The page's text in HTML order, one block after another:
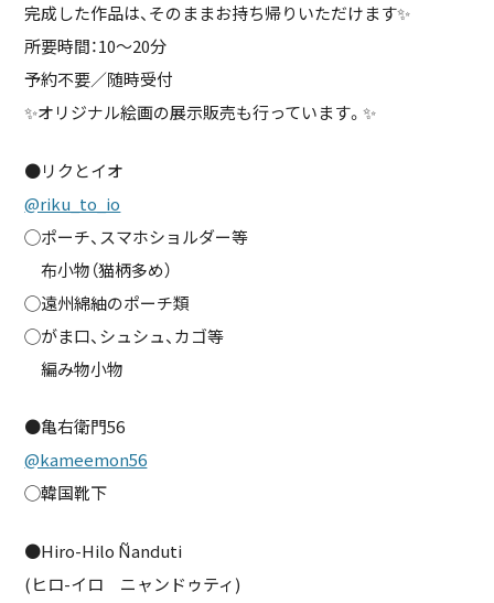
完成した作品は、そのままお持ち帰りいただけます✨
所要時間：10〜20分
予約不要／随時受付
✨️オリジナル絵画の展示販売も行っています。✨️
●リクとイオ
@riku_to_io
◯ポーチ、スマホショルダー等
布小物（猫柄多め）
◯遠州綿紬のポーチ類
◯がま口、シュシュ、カゴ等
編み物小物
●亀右衛門56
@kameemon56
◯韓国靴下
●Hiro-Hilo Ñanduti
(ヒロ-イロ ニャンドゥティ)